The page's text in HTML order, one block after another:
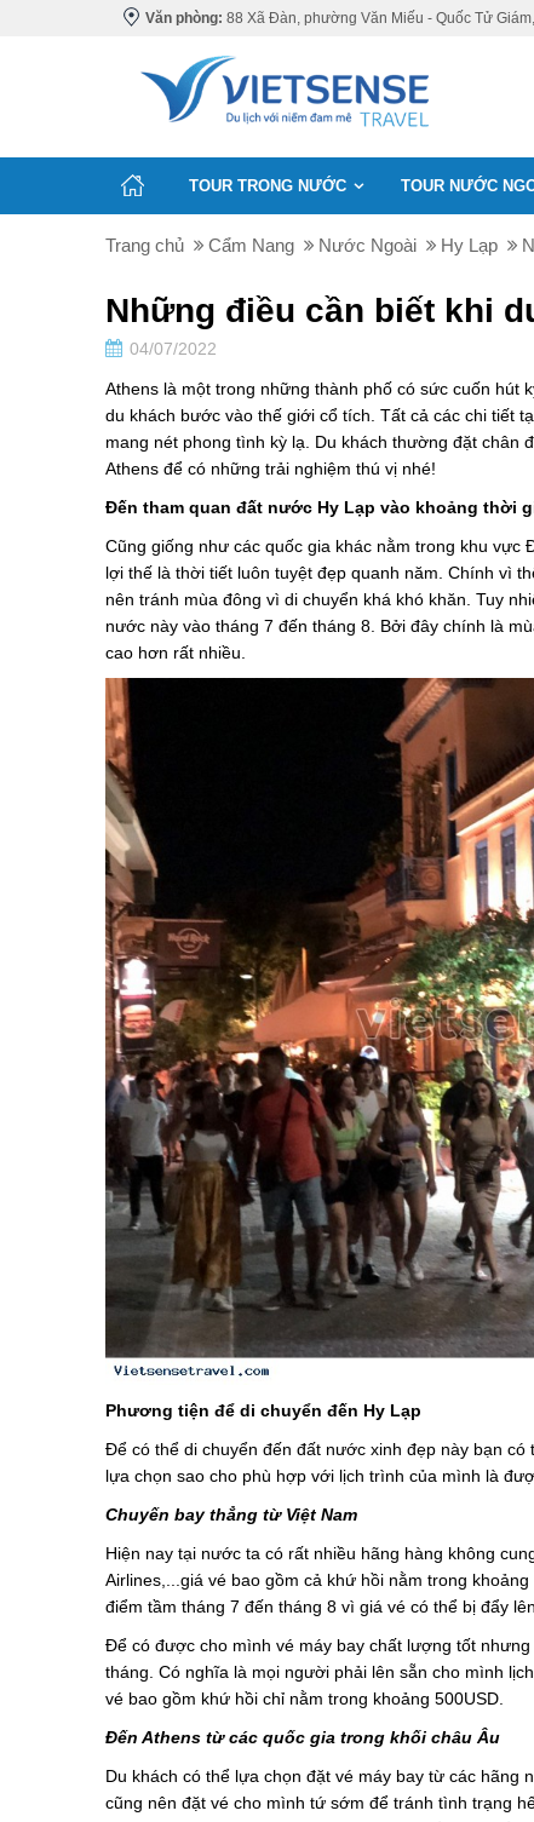
Văn phòng: 88 Xã Đàn, phường Văn Miếu - Quốc Tử Giám,
TOUR TRONG NƯỚC TOUR NƯỚC
Trang chủ Cẩm Nang Nước Ngoài Hy Lạp
Những điều cần biết khi
04/07/2022
Athens là một trong những thành phố có sức cuốn hút
du khách bước vào thế giới cổ tích. Tất cả các chi tiết
mang nét phong tình kỳ lạ. Du khách thường đặt chân
Athens để có những trải nghiệm thú vị nhé!
Đến tham quan đất nước Hy Lạp vào khoảng thời
Cũng giống như các quốc gia khác nằm trong khu
lợi thế là thời tiết luôn tuyệt đẹp quanh năm. Chính vì
nên tránh mùa đông vì di chuyển khá khó khăn. Tuy
nước này vào tháng 7 đến tháng 8. Bởi đây chính là
cao hơn rất nhiều.
Phương tiện để di chuyển đến Hy Lạp
Để có thể di chuyển đến đất nước xinh đẹp này bạn
lựa chọn sao cho phù hợp với lịch trình của mình là
Chuyến bay thẳng từ Việt Nam
Hiện nay tại nước ta có rất nhiều hãng hàng không
Airlines,...giá vé bao gồm cả khứ hồi nằm trong
điểm tầm tháng 7 đến tháng 8 vì giá vé có thể bị đẩy
Để có được cho mình vé máy bay chất lượng tốt
tháng. Có nghĩa là mọi người phải lên sẵn cho mình
vé bao gồm khứ hồi chỉ nằm trong khoảng 500USD.
Đến Athens từ các quốc gia trong khối châu Âu
Du khách có thể lựa chọn đặt vé máy bay từ các hãng
cũng nên đặt vé cho mình tứ sớm để tránh tình trạng